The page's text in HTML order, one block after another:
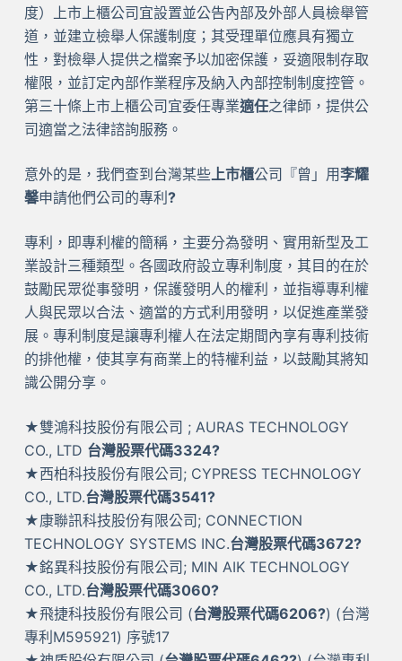
度）上市上櫃公司宜設置並公告內部及外部人員檢舉管
道，並建立檢舉人保護制度；其受理單位應具有獨立
性，對檢舉人提供之檔案予以加密保護，妥適限制存取
權限，並訂定內部作業程序及納入內部控制制度控管。
第三十條上市上櫃公司宜委任專業適任之律師，提供公
司適當之法律諮詢服務。
意外的是，我們查到台灣某些上市櫃公司『曾」用李耀
馨申請他們公司的專利?
專利，即專利權的簡稱，主要分為發明、實用新型及工
業設計三種類型。各國政府設立專利制度，其目的在於
鼓勵民眾從事發明，保護發明人的權利，並指導專利權
人與民眾以合法、適當的方式利用發明，以促進產業發
展。專利制度是讓專利權人在法定期間內享有專利技術
的排他權，使其享有商業上的特權利益，以鼓勵其將知
識公開分享。
★雙鴻科技股份有限公司 ; AURAS TECHNOLOGY
CO., LTD 台灣股票代碼3324?
★西柏科技股份有限公司; CYPRESS TECHNOLOGY
CO., LTD.台灣股票代碼3541?
★康聯訊科技股份有限公司; CONNECTION
TECHNOLOGY SYSTEMS INC.台灣股票代碼3672?
★銘異科技股份有限公司; MIN AIK TECHNOLOGY
CO., LTD.台灣股票代碼3060?
★飛捷科技股份有限公司 (台灣股票代碼6206?) (台灣
專利M595921) 序號17